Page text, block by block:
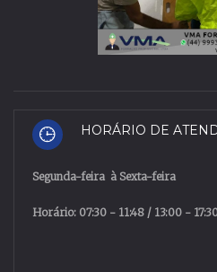
HORÁRIO DE
Segunda-feira à Sexta-feira
Horário: 07:30 - 11:48 / 13:00 -